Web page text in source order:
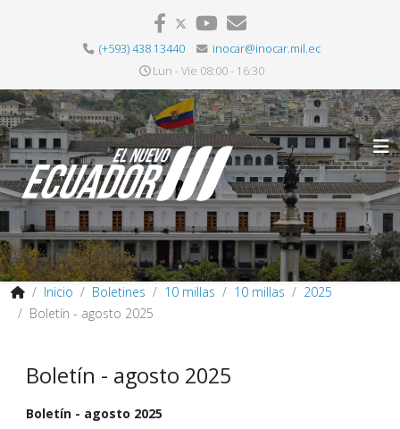
(+593) 438 13440
inocar@inocar.mil.ec
Lun - Vie 08:00 - 16:30
Inicio Boletines 10 millas 10 millas
2025
Boletín - agosto 2025
Boletín - agosto 2025
Boletín - agosto 2025